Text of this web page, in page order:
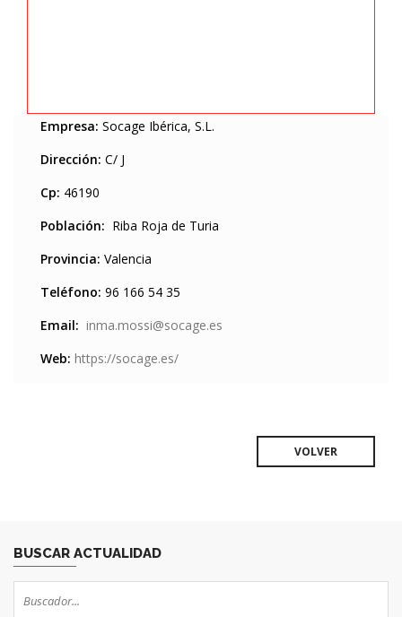
Empresa: Socage Ibérica, S.L.
Dirección: C/ J
Cp: 46190
Población: Riba Roja de Turia
Provincia: Valencia
Teléfono: 96 166 54 35
Email: inma.mossi@socage.es
Web: https://socage.es/
VOLVER
BUSCAR ACTUALIDAD